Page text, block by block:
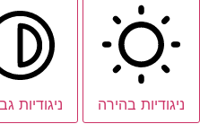
ניגודיות בהירה ניגודיות